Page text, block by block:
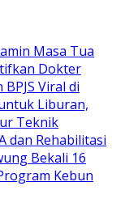
Masa Tua
Dokter
Viral di
Liburan,
Teknik
dan Rehabilitasi
Bekali 16
Kebun